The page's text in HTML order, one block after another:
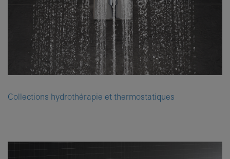
Collections hydrothérapie et thermostatiques